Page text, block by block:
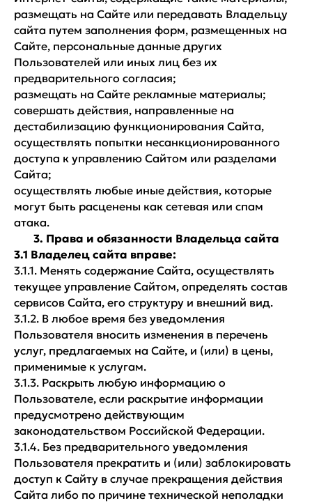
размещать на Сайте или передавать Владельцу
сайта путем заполнения форм, размещенных на
Сайте, персональные данные других
Пользователей или иных лиц без их
предварительного согласия;
размещать на Сайте рекламные материалы;
совершать действия, направленные на
дестабилизацию функционирования Сайта,
осуществлять попытки несанкционированного
доступа к управлению Сайтом или разделами
Сайта;
осуществлять любые иные действия, которые
могут быть расценены как сетевая или спам
атака.
3. Права и обязанности Владельца сайта
3.1 Владелец сайта вправе:
3.1.1. Менять содержание Сайта, осуществлять
текущее управление Сайтом, определять состав
сервисов Сайта, его структуру и внешний вид.
3.1.2. В любое время без уведомления
Пользователя вносить изменения в перечень
услуг, предлагаемых на Сайте, и (или) в цены,
применимые к услугам.
3.1.3. Раскрыть любую информацию о
Пользователе, если раскрытие информации
предусмотрено действующим
законодательством Российской Федерации.
3.1.4. Без предварительного уведомления
Пользователя прекратить и (или) заблокировать
доступ к Сайту в случае прекращения действия
Сайта либо по причине технической неполадки